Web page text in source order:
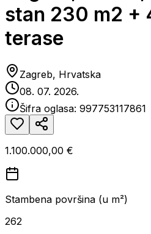
stan 230 m2 +
terase
Zagreb, Hrvatska
08. 07. 2026.
Šifra oglasa: 997753117861
1.100.000,00 €
Stambena površina (u m²)
262